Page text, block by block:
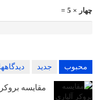
چهار × 5 =
محبوب جدید
مقایسه